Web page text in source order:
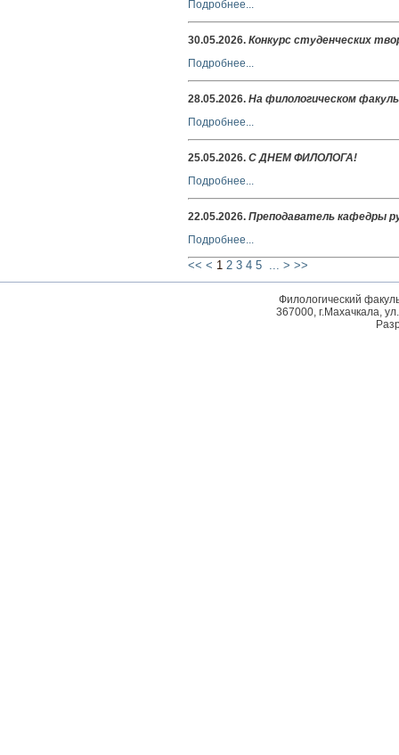
Подробнее...
30.05.2026. Конкурс студенческих
Подробнее...
28.05.2026. На филологическом
Подробнее...
25.05.2026. С ДНЕМ ФИЛОЛОГА!
Подробнее...
22.05.2026. Преподаватель кафедры
Подробнее...
<< < 1 2 3 4 5 ... > >>
Филологический
367000, г.Махачкала,